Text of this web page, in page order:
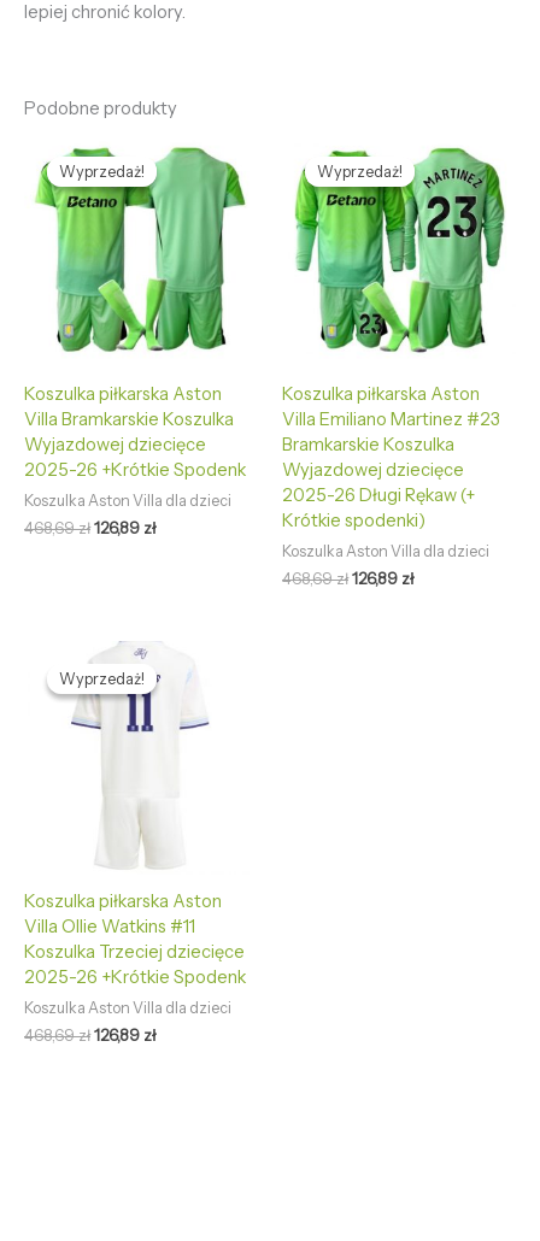
lepiej chronić kolory.
Podobne produkty
Wyprzedaż!
Wyprzedaż!
Koszulka piłkarska Aston
Villa Bramkarskie Koszulka
Wyjazdowej dziecięce
2025-26 +Krótkie Spodenk
Koszulka Aston Villa dla dzieci
468,69zł
cena
wynosiła:
468,69 zł.
126,89 zł
cena
wynosi:
126,89 zł.
Wyprzedaż!
Wyprzedaż!
Koszulka piłkarska Aston
Villa Emiliano Martinez #23
Bramkarskie Koszulka
Wyjazdowej dziecięce
2025-26 Długi Rękaw (+
Krótkie spodenki)
Koszulka Aston Villa dla dzieci
468,69zł
cena
wynosiła:
468,69 zł.
126,89 zł
cena
wynosi:
126,89 zł.
Wyprzedaż!
Wyprzedaż!
Koszulka piłkarska Aston
Villa Ollie Watkins #11
Koszulka Trzeciej dziecięce
2025-26 +Krótkie Spodenk
Koszulka Aston Villa dla dzieci
468,69zł
Pierwotna
cena
wynosiła:
468,69 zł.
126,89 zł
cena
wynosi: